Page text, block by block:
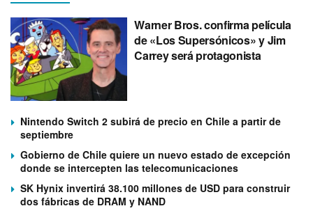
Warner Bros. confirma película
de «Los Supersónicos» y Jim
Carrey será protagonista
Nintendo Switch 2 subirá de precio en Chile a partir de
septiembre
Gobierno de Chile quiere un nuevo estado de excepción
donde se intercepten las telecomunicaciones
SK Hynix invertirá 38.100 millones de USD para construir
dos fábricas de DRAM y NAND